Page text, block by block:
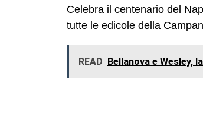
Celebra il centenario del
tutte le edicole della
READ Bellanova e Wesley,